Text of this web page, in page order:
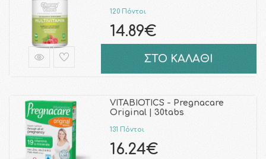
120 Πόντοι
14.89€
ΣΤΟ ΚΑΛΑΘΙ
VITABIOTICS - Pregnacare
Original | 30tabs
131 Πόντοι
16.24€